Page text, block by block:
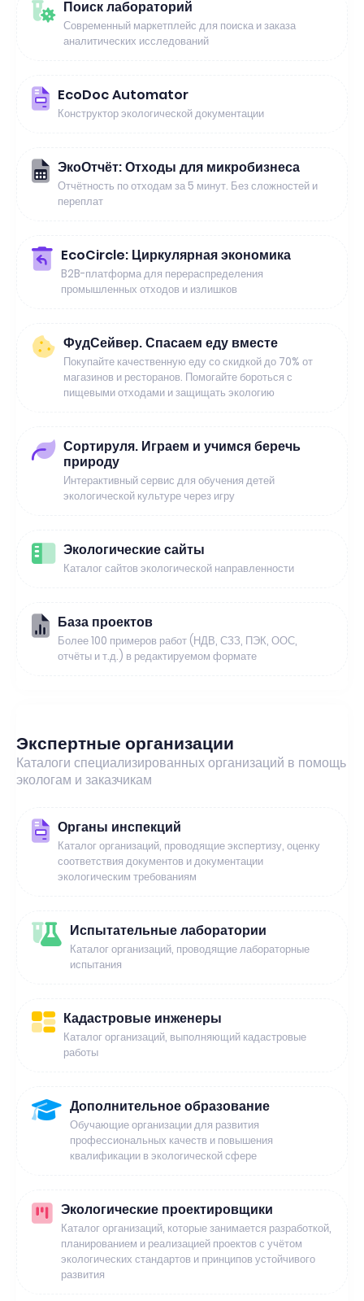
Поиск лабораторий
Современный маркетплейс для поиска и заказа
аналитических исследований
EcoDoc Automator
Конструктор экологической документации
ЭкоОтчёт: Отходы для микробизнеса
Отчётность по отходам за 5 минут. Без сложностей и
переплат
EcoCircle: Циркулярная экономика
B2B-платформа для перераспределения
промышленных отходов и излишков
ФудСейвер. Спасаем еду вместе
Покупайте качественную еду со скидкой до 70% от
магазинов и ресторанов. Помогайте бороться с
пищевыми отходами и защищать экологию
Сортируля. Играем и учимся беречь
природу
Интерактивный сервис для обучения детей
экологической культуре через игру
Экологические сайты
Каталог сайтов экологической направленности
База проектов
Более 100 примеров работ (НДВ, СЗЗ, ПЭК, ООС,
отчёты и т.д.) в редактируемом формате
Экспертные организации
Каталоги специализированных организаций в помощь
экологам и заказчикам
Органы инспекций
Каталог организаций, проводящие экспертизу, оценку
соответствия документов и документации
экологическим требованиям
Испытательные лаборатории
Каталог организаций, проводящие лабораторные
испытания
Кадастровые инженеры
Каталог организаций, выполняющий кадастровые
работы
Дополнительное образование
Обучающие организации для развития
профессиональных качеств и повышения
квалификации в экологической сфере
Экологические проектировщики
Каталог организаций, которые занимается разработкой,
планированием и реализацией проектов с учётом
экологических стандартов и принципов устойчивого
развития